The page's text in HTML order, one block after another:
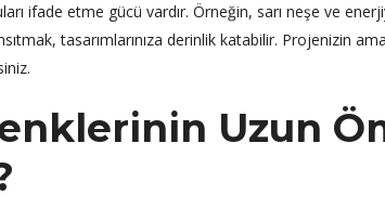
ifade etme gücü vardır. Örneğin, sarı neşe ve
tasarımlarınıza derinlik katabilir. Projenizin
Uzun